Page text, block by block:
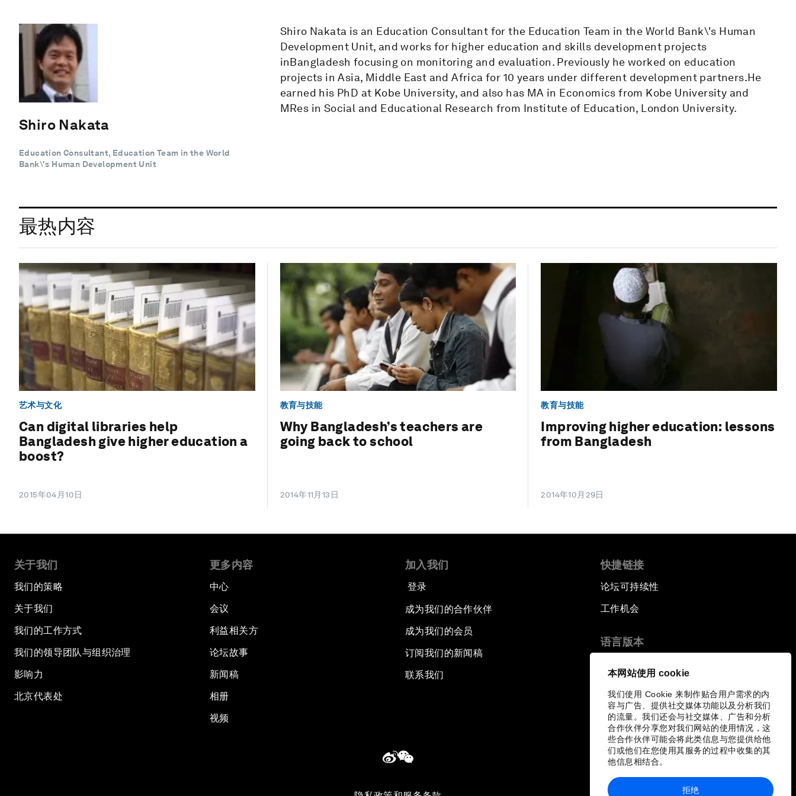
本网站使用 cookie
我们使用 Cookie 来制作贴合用户需求的内
容与广告、提供社交媒体功能以及分析我们
的流量。我们还会与社交媒体、广告和分析
合作伙伴分享您对我们网站的使用情况，这
些合作伙伴可能会将此类信息与您提供给他
们或他们在您使用其服务的过程中收集的其
他信息相结合。
拒绝
Shiro Nakata
Education Consultant, Education Team in the World
Bank\'s Human Development Unit
Shiro Nakata is an Education Consultant for the Education Team in the World Bank\'s Human
Development Unit, and works for higher education and skills development projects
inBangladesh focusing on monitoring and evaluation. Previously he worked on education
projects in Asia, Middle East and Africa for 10 years under different development partners.He
earned his PhD at Kobe University, and also has MA in Economics from Kobe University and
MRes in Social and Educational Research from Institute of Education, London University.
最热内容
艺术与文化
Can digital libraries help
Bangladesh give higher education a
boost?
2015年04月10日
教育与技能
Why Bangladesh’s teachers are
going back to school
2014年11月13日
教育与技能
Improving higher education: lessons
from Bangladesh
2014年10月29日
关于我们
我们的策略
关于我们
我们的工作方式
我们的领导团队与组织治理
影响力
北京代表处
更多内容
中心
会议
利益相关方
论坛故事
新闻稿
相册
视频
加入我们
登录
成为我们的合作伙伴
成为我们的会员
订阅我们的新闻稿
联系我们
快捷链接
论坛可持续性
工作机会
语言版本